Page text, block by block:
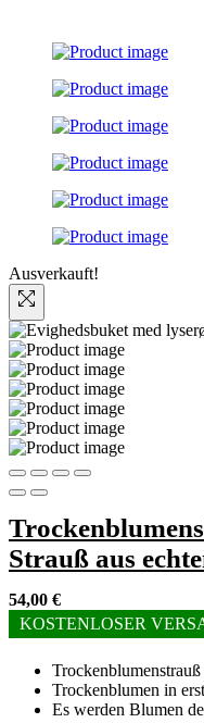
Ausverkauft!
Strauß aus
54,00 €
KOSTENLOSER
Trockenblumen in
Es werden Blumen